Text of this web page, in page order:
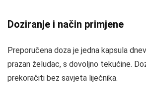
Doziranje i način primjene
Preporučena doza je jedna kapsula
prazan želudac, s dovoljno tekućine.
prekoračiti bez savjeta liječnika.